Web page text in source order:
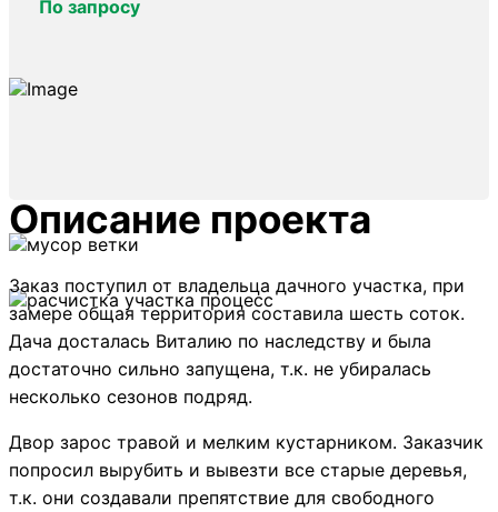
По запросу
Описание проекта
Заказ поступил от владельца дачного участка, при
замере общая территория составила шесть соток.
Дача досталась Виталию по наследству и была
достаточно сильно запущена, т.к. не убиралась
несколько сезонов подряд.
Двор зарос травой и мелким кустарником. Заказчик
попросил вырубить и вывезти все старые деревья,
т.к. они создавали препятствие для свободного